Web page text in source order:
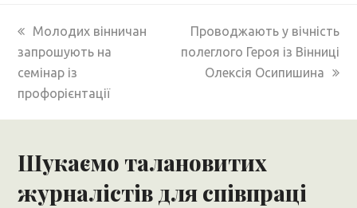
previous
post:
Молодих вінничан
запрошують на
семінар із
профорієнтації
next
post:
Проводжають у вічність
полеглого Героя із Вінниці
Олексія Осипишина
Шукаємо талановитих
журналістів для співпраці